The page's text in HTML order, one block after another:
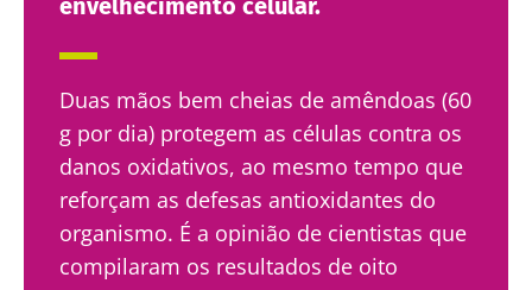
Duas mãos bem cheias de amêndoas (60
g por dia) protegem as células contra os
danos oxidativos, ao mesmo tempo que
reforçam as defesas antioxidantes do
organismo. É a opinião de cientistas que
compilaram os resultados de oito
Mantenha-se
Junte-se à comunidade da microbiota e
receba "The Essential" uma vez por mês para
se manter atualizado com as últimas notícias
sobre a microbiota.